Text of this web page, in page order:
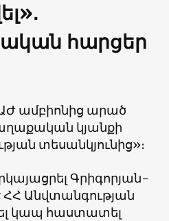
․
հարցեր
ԱԺ ամբիոնից արած
կյանքի
տեսանկյունից»։
Գրիգորյան-
ՀՀ Անվտանգության
կապ հաստատել